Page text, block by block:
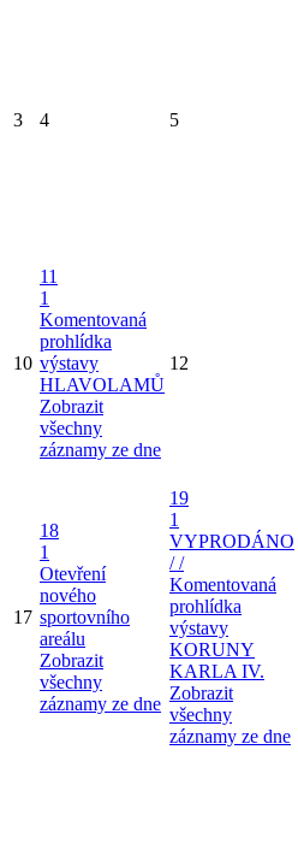
3 4 5
10
11
1
Komentovaná
prohlídka
výstavy
HLAVOLAMŮ
Zobrazit
všechny
záznamy ze dne
12
17
18
1
Otevření
nového
sportovního
areálu
Zobrazit
všechny
záznamy ze dne
19
1
VYPRODÁNO
/ /
Komentovaná
prohlídka
výstavy
KORUNY
KARLA IV.
Zobrazit
všechny
záznamy ze dne